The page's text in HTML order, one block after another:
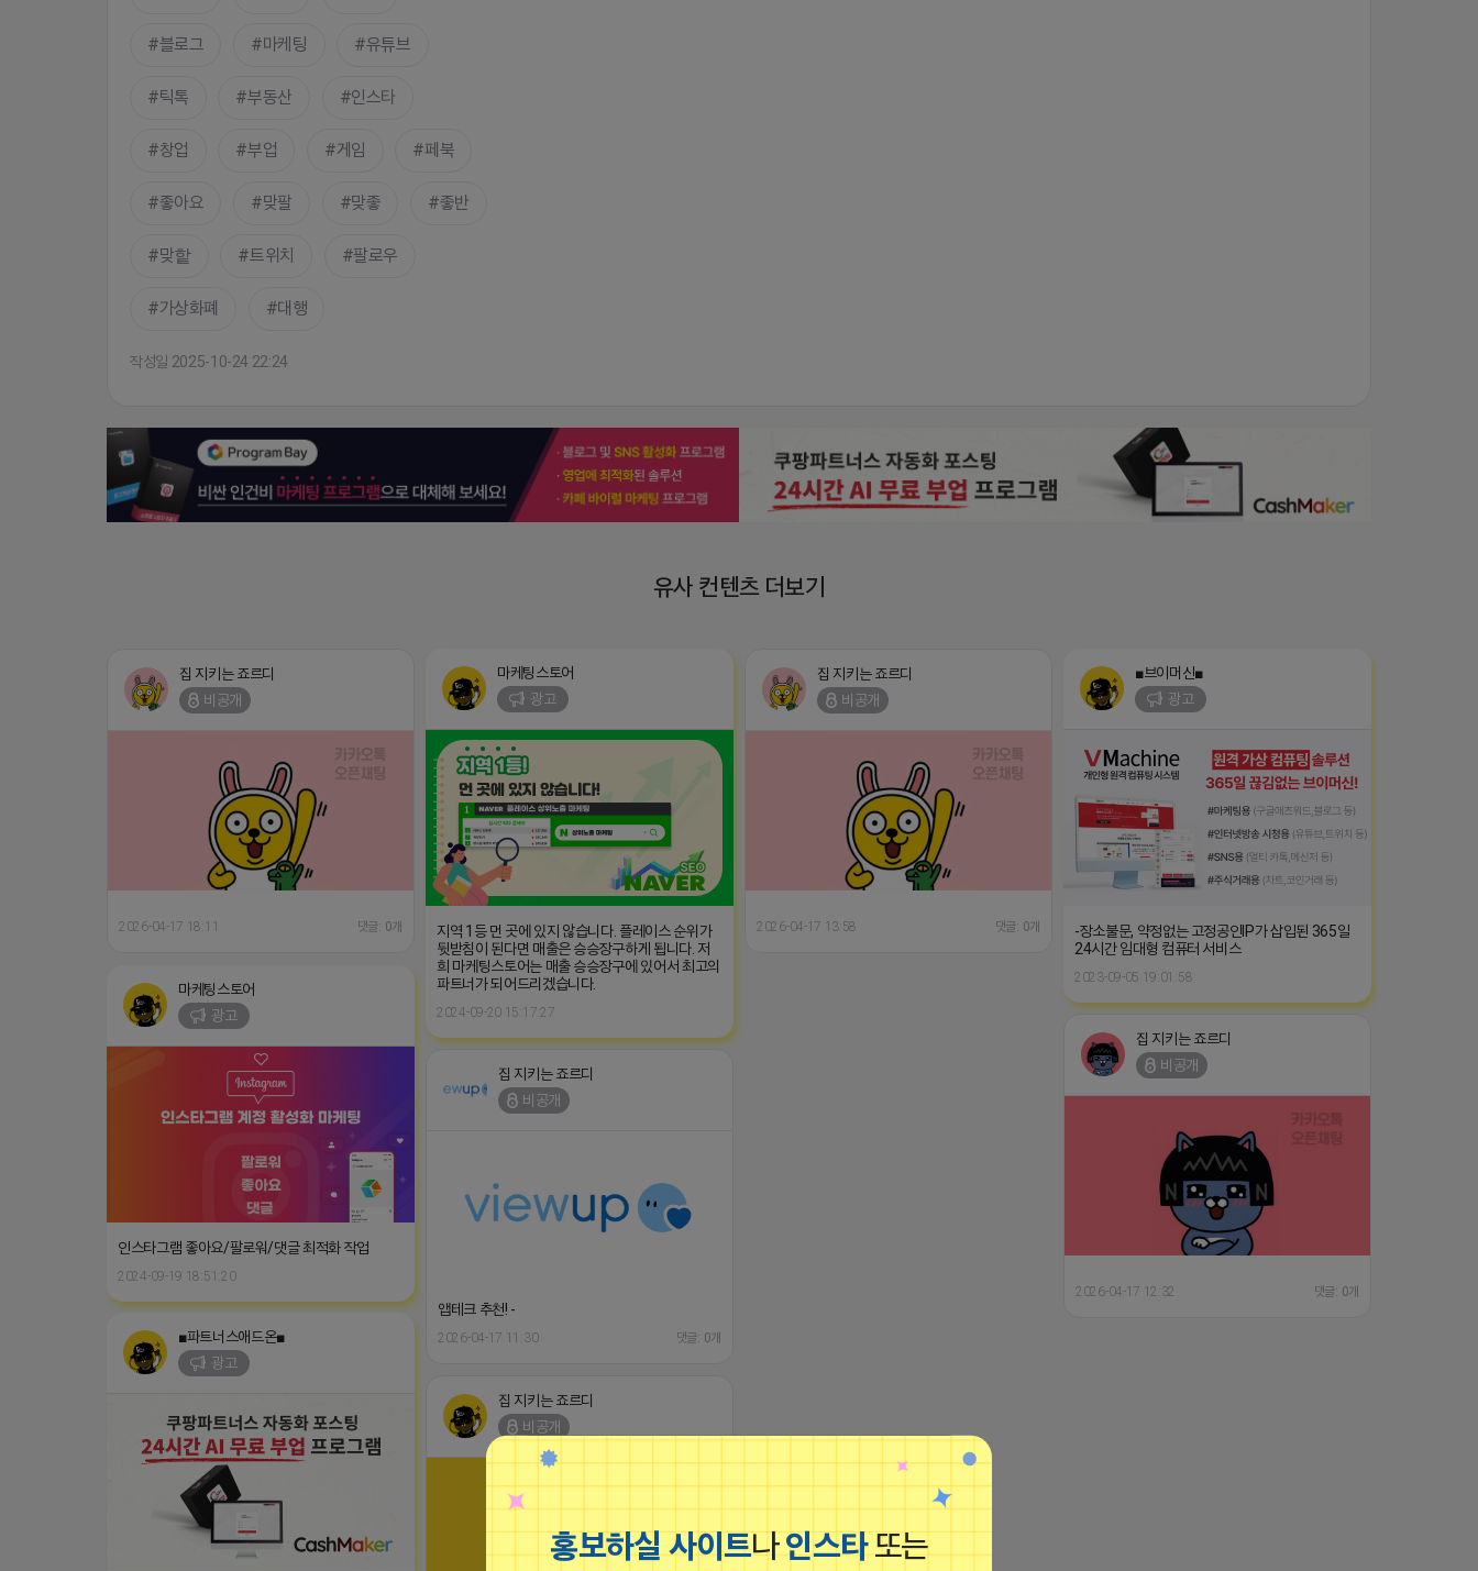
홍보하실 사이트나인스타또는
블로그 마케팅 유튜브
틱톡 부동산 인스타
창업 부업 게임 페북
좋아요 맞팔 맞좋 좋반
맞핱 트위치 팔로우
가상화폐 대행
작성일 2025-10-24 22:24
유사 컨텐츠 더보기
집 지키는 죠르디
비공개
2026-04-17 18:11 댓글: 0개
마케팅스토어
광고
지역 1등 먼 곳에 있지 않습니다. 플레이스 순위가
뒷받침이 된다면 매출은 승승장구하게 됩니다. 저
희 마케팅스토어는 매출 승승장구에 있어서 최고의
파트너가 되어드리겠습니다.
2024-09-20 15:17:27
집 지키는 죠르디
비공개
2026-04-17 13:58 댓글: 0개
■브이머신■
광고
-장소불문, 약정없는 고정공인IP가 삽입된 365일
24시간 임대형 컴퓨터 서비스
2023-09-05 19:01:58
마케팅스토어
광고
인스타그램 좋아요/팔로워/댓글 최적화 작업
2024-09-19 18:51:20
집 지키는 죠르디
비공개
2026-04-17 12:32 댓글: 0개
집 지키는 죠르디
비공개
앱테크 추천! -
2026-04-17 11:30 댓글: 0개
■파트너스애드온■
광고
집 지키는 죠르디
비공개